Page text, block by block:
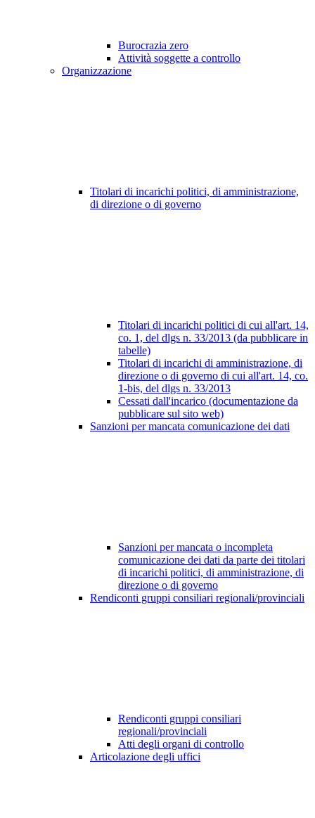
Burocrazia zero
Attività soggette a controllo
Organizzazione
Titolari di incarichi politici, di amministrazione,
di direzione o di governo
Titolari di incarichi politici di cui all'art. 14,
co. 1, del dlgs n. 33/2013 (da pubblicare in
tabelle)
Titolari di incarichi di amministrazione, di
direzione o di governo di cui all'art. 14, co.
1-bis, del dlgs n. 33/2013
Cessati dall'incarico (documentazione da
pubblicare sul sito web)
Sanzioni per mancata comunicazione dei dati
Sanzioni per mancata o incompleta
comunicazione dei dati da parte dei titolari
di incarichi politici, di amministrazione, di
direzione o di governo
Rendiconti gruppi consiliari regionali/provinciali
Rendiconti gruppi consiliari
regionali/provinciali
Atti degli organi di controllo
Articolazione degli uffici